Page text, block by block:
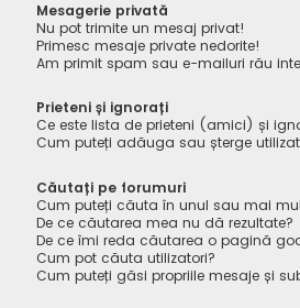
Mesagerie privată
Nu pot trimite un mesaj privat!
Primesc mesaje private nedorite!
Am primit spam sau e-mailuri rău
Prieteni și ignorați
Ce este lista de prieteni (amici) și
Cum puteți adăuga sau șterge
Căutați pe forumuri
Cum puteți căuta în unul sau mai
De ce căutarea mea nu dă rezultate?
De ce îmi reda căutarea o pagină
Cum pot căuta utilizatori?
Cum puteți găsi propriile mesaje și